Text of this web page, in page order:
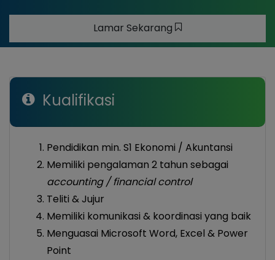
Lamar Sekarang
Kualifikasi
Pendidikan min. S1 Ekonomi / Akuntansi
Memiliki pengalaman 2 tahun sebagai
accounting / financial control
Teliti & Jujur
Memiliki komunikasi & koordinasi yang baik
Menguasai Microsoft Word, Excel & Power
Point